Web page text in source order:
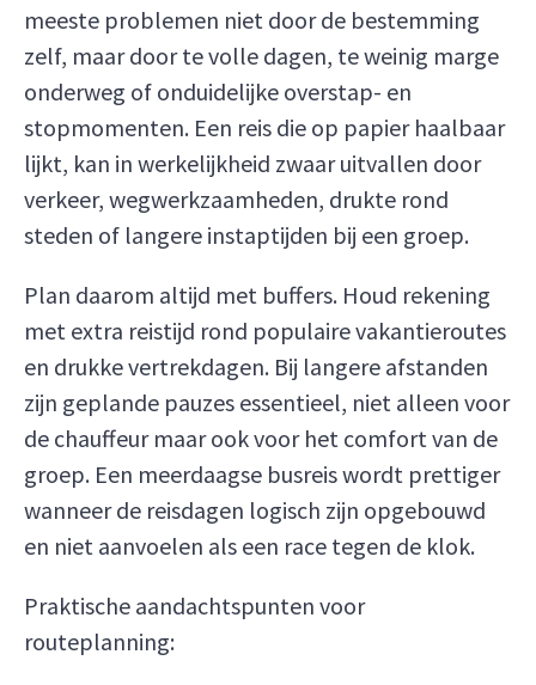
meeste problemen niet door de bestemming
zelf, maar door te volle dagen, te weinig marge
onderweg of onduidelijke overstap- en
stopmomenten. Een reis die op papier haalbaar
lijkt, kan in werkelijkheid zwaar uitvallen door
verkeer, wegwerkzaamheden, drukte rond
steden of langere instaptijden bij een groep.
Plan daarom altijd met buffers. Houd rekening
met extra reistijd rond populaire vakantieroutes
en drukke vertrekdagen. Bij langere afstanden
zijn geplande pauzes essentieel, niet alleen voor
de chauffeur maar ook voor het comfort van de
groep. Een meerdaagse busreis wordt prettiger
wanneer de reisdagen logisch zijn opgebouwd
en niet aanvoelen als een race tegen de klok.
Praktische aandachtspunten voor
routeplanning: